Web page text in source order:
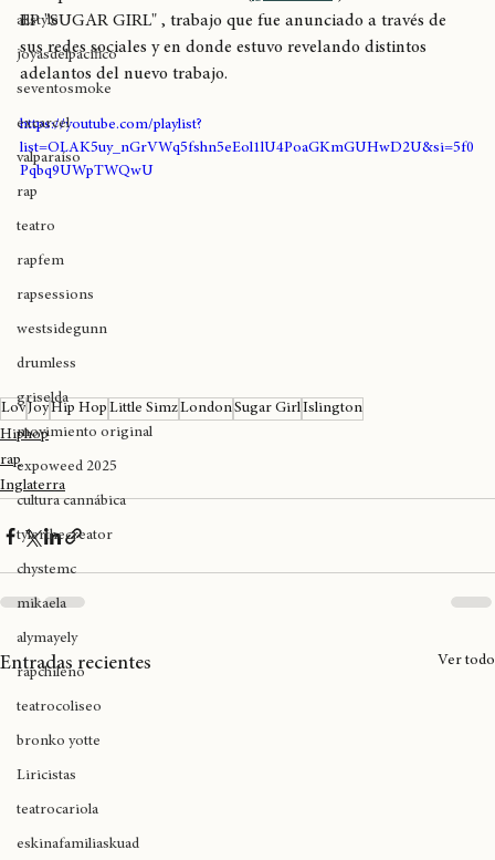
breaking
allstyle
joyasdelpacífico
seventosmoke
excarcel
valparaíso
rap
teatro
rapfem
rapsessions
westsidegunn
drumless
griselda
movimiento original
expoweed 2025
cultura cannábica
tylerthecreator
chystemc
mikaela
alymayely
rapchileno
teatrocoliseo
bronko yotte
Liricistas
teatrocariola
La rapera británica Little Simz ( @littlesimz ) liberó su nuevo
EP "SUGAR GIRL" , trabajo que fue anunciado a través de
sus redes sociales y en donde estuvo revelando distintos
https://youtube.com/playlist?
list=OLAK5uy_nGrVWq5fshn5eEol1lU4PoaGKmGUHwD2U&si=5f0
Pqbq9UWpTWQwU
LovJoyHip Hop Little Simz
Hiphop
rap